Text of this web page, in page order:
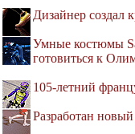
Дизайнер создал
Умные костюмы
готовиться к
105-летний
Разработан